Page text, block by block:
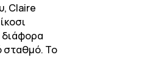
Claire
διάφορα
σταθμό. Το